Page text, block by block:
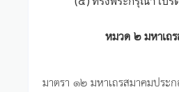
หมวด ๒ มหาเถ
มาตรา ๑๒ มหาเถรสมาคมประ